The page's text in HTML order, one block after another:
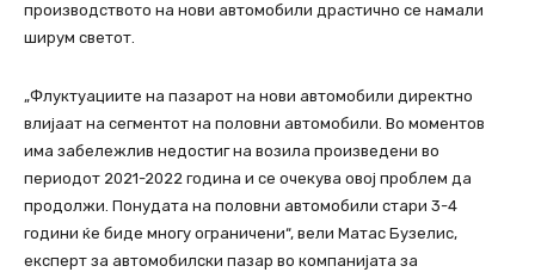
производството на нови автомобили драстично се намали
ширум светот.
„Флуктуациите на пазарот на нови автомобили директно
влијаат на сегментот на половни автомобили. Во моментов
има забележлив недостиг на возила произведени во
периодот 2021-2022 година и се очекува овој проблем да
продолжи. Понудата на половни автомобили стари 3-4
години ќе биде многу ограничени“, вели Матас Бузелис,
експерт за автомобилски пазар во компанијата за